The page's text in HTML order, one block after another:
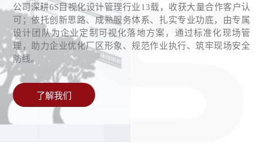
公司深耕6S目视化设计管理行业13载，收获大量合作客户认
可；依托创新思路、成熟服务体系、扎实专业功底，由专属
设计团队为企业定制可视化落地方案，通过标准化现场管
理，助力企业优化厂区形象、规范作业执行、筑牢现场安全
防线。
了解我们